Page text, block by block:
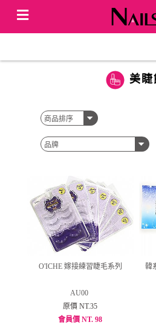
美睫
O'ICHE 嫁接練習睫毛系列
AU00
原價 NT.35
會員價 NT. 98
韓